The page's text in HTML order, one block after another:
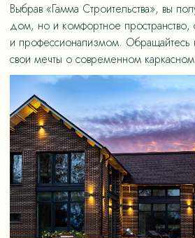
Выбрав «Гамма Строительства», вы
дом, но и комфортное
и профессионализмом. Обращайтесь
свои мечты о современном